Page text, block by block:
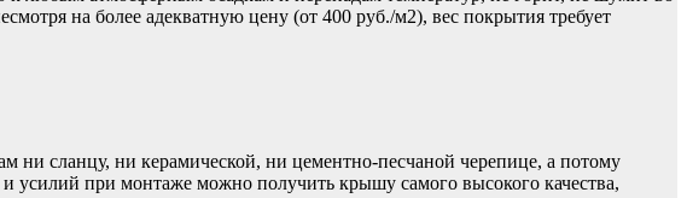
на более адекватную цену (от 400 руб./м2), вес покрытия требует
ни сланцу, ни керамической, ни цементно-песчаной черепице, а потому
усилий при монтаже можно получить крышу самого высокого качества,